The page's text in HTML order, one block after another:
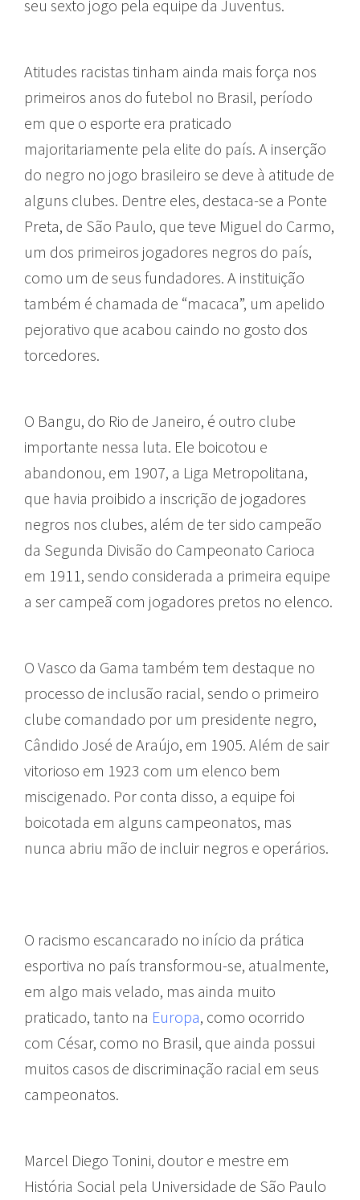
seu sexto jogo pela equipe da Juventus.
Atitudes racistas tinham ainda mais força nos
primeiros anos do futebol no Brasil, período
em que o esporte era praticado
majoritariamente pela elite do país. A inserção
do negro no jogo brasileiro se deve à atitude de
alguns clubes. Dentre eles, destaca-se a Ponte
Preta, de São Paulo, que teve Miguel do Carmo,
um dos primeiros jogadores negros do país,
como um de seus fundadores. A instituição
também é chamada de “macaca”, um apelido
pejorativo que acabou caindo no gosto dos
torcedores.
O Bangu, do Rio de Janeiro, é outro clube
importante nessa luta. Ele boicotou e
abandonou, em 1907, a Liga Metropolitana,
que havia proibido a inscrição de jogadores
negros nos clubes, além de ter sido campeão
da Segunda Divisão do Campeonato Carioca
em 1911, sendo considerada a primeira equipe
a ser campeã com jogadores pretos no elenco.
O Vasco da Gama também tem destaque no
processo de inclusão racial, sendo o primeiro
clube comandado por um presidente negro,
Cândido José de Araújo, em 1905. Além de sair
vitorioso em 1923 com um elenco bem
miscigenado. Por conta disso, a equipe foi
boicotada em alguns campeonatos, mas
nunca abriu mão de incluir negros e operários.
O racismo escancarado no início da prática
esportiva no país transformou-se, atualmente,
em algo mais velado, mas ainda muito
praticado, tanto na Europa, como ocorrido
com César, como no Brasil, que ainda possui
muitos casos de discriminação racial em seus
campeonatos.
Marcel Diego Tonini, doutor e mestre em
História Social pela Universidade de São Paulo